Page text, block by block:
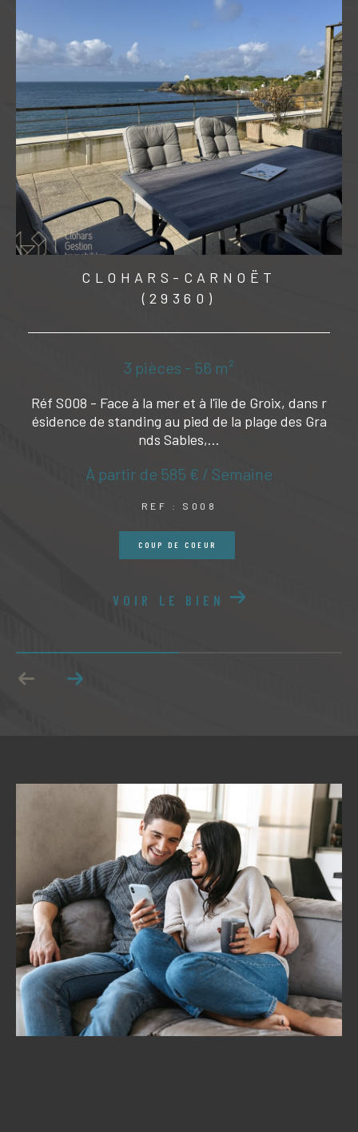
CLOHARS-CARNOËT
(29360)
3 pièces - 56 m²
Réf S008 - Face à la mer et à l'île de Groix, dans r
ésidence de standing au pied de la plage des Gra
nds Sables,...
À partir de 585 € / Semaine
REF : S008
COUP DE COEUR
VOIR LE BIEN